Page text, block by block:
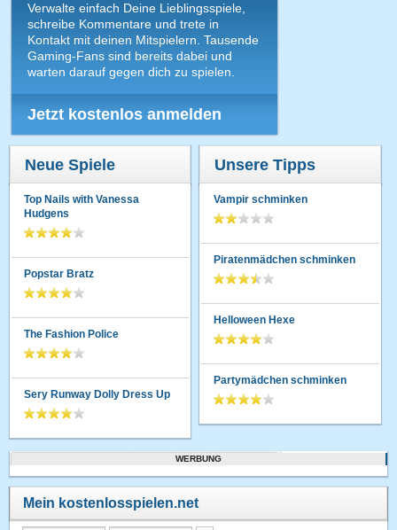
Verwalte einfach Deine Lieblingsspiele,
schreibe Kommentare und trete in
Kontakt mit deinen Mitspielern. Tausende
Gaming-Fans sind bereits dabei und
warten darauf gegen dich zu spielen.
Jetzt kostenlos anmelden
Neue Spiele
Top Nails with Vanessa
Hudgens
Popstar Bratz
The Fashion Police
Sery Runway Dolly Dress Up
Unsere Tipps
Vampir schminken
Piratenmädchen schminken
Helloween Hexe
Partymädchen schminken
WERBUNG
Mein kostenlosspielen.net